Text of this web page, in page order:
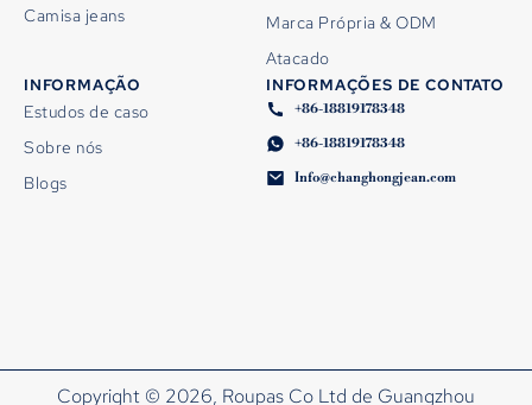
Camisa jeans
Marca Própria & ODM
Atacado
INFORMAÇÃO
Estudos de caso
Sobre nós
Blogs
INFORMAÇÕES DE CONTATO
+86-18819178348
+86-18819178348
Info@changhongjean.com
Copyright © 2026, Roupas Co Ltd de Guangzhou